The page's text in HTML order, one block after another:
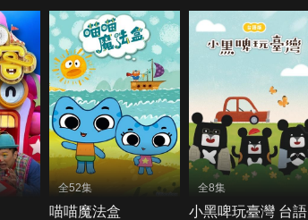
全52集
喵喵魔法盒
全8集
小黑啤玩臺灣 台語